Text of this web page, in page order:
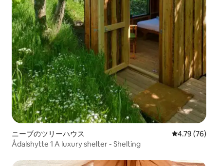
ニーブのツリーハウス レビュー76
4.79 (76)
Ådalshytte 1 A luxury shelter - Shelting